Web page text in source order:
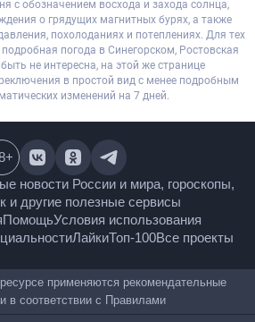
с обозначением восхода и захода солнца,
о грядущих магнитных бурях, а также
похолоданиях и потеплениях. Для тех
погода в Синегорском, Ростовская
не интересна, на этой же странице
в простой вид с менее подробным
изменений на 7 дней.
новости России и мира,
поиск и другие полезные сервисы
ПомощьУсловия использования
ЛайкиТоп-100
+
ресурсе применяются
в соответствии сПравилами